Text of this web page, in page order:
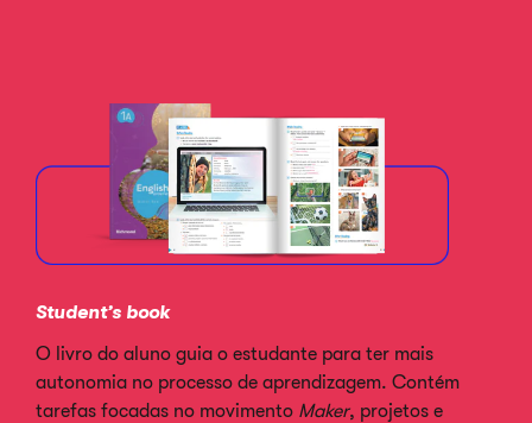
Student’s book
O livro do aluno guia o estudante para ter mais
autonomia no processo de aprendizagem. Contém
tarefas focadas no movimento Maker, projetos e